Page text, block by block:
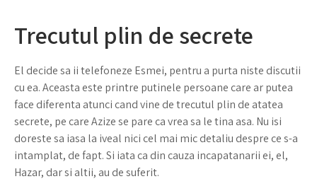
Trecutul plin de secrete
El decide sa ii telefoneze Esmei, pentru a purta niste discutii
cu ea. Aceasta este printre putinele persoane care ar putea
face diferenta atunci cand vine de trecutul plin de atatea
secrete, pe care Azize se pare ca vrea sa le tina asa. Nu isi
doreste sa iasa la iveal nici cel mai mic detaliu despre ce s-a
intamplat, de fapt. Si iata ca din cauza incapatanarii ei, el,
Hazar, dar si altii, au de suferit.